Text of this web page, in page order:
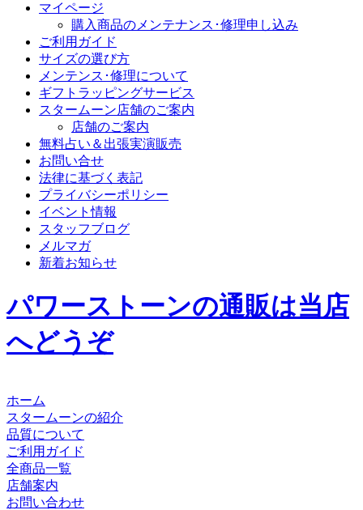
マイページ
購入商品のメンテナンス･修理申し込み
ご利用ガイド
サイズの選び方
メンテンス･修理について
ギフトラッピングサービス
スタームーン店舗のご案内
店舗のご案内
無料占い＆出張実演販売
お問い合せ
法律に基づく表記
プライバシーポリシー
イベント情報
スタッフブログ
メルマガ
新着お知らせ
パワーストーンの通販は当店
へどうぞ
ホーム
スタームーンの紹介
品質について
ご利用ガイド
全商品一覧
店舗案内
お問い合わせ